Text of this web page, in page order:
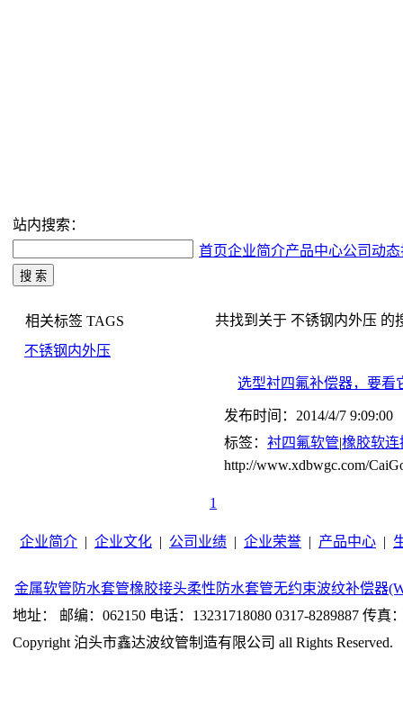
站内搜索：
首页企业简介产品中心公司动态
相关标签 TAGS
不锈钢内外压
共找到关于 不锈钢内外压 的
选型衬四氟补偿器，要看
发布时间：2014/4/7 9:09:00
标签： 衬四氟软管|橡胶软连
http://www.xdbwgc.com/
1
企业简介 | 企业文化 | 公司业绩 | 企业荣誉 | 产品中心 |
金属软管 防水套管橡胶接头柔性防水套管无约束波纹补偿器
地址： 邮编：062150 电话：13231718080 0317-8289887 传真
Copyright 泊头市鑫达波纹管制造有限公司 all Rights Reserved.